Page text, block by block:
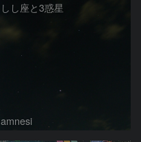
しし座と3惑星
amnesi